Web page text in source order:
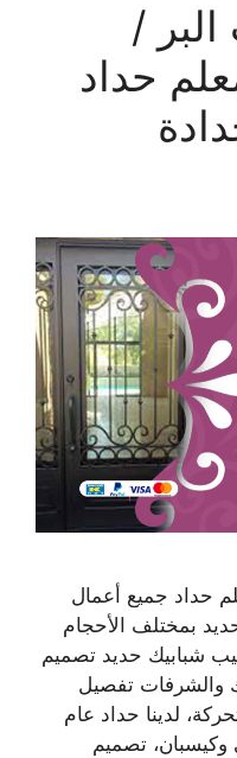
/
/ معلم حداد
حداد جميع أعمال
بمختلف الأحجام
شبابيك حديد تصميم
والشرفات تفصيل
لدينا حداد عام
وكيسبان، تصميم